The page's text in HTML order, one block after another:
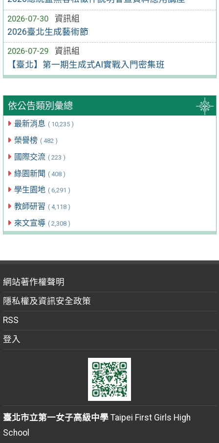
2026-07-30
資訊組
2026臺北生成藝術節
2026-07-29
資訊組
【臺北】第一期生成式AI實戰入門密集班
依公告類別彙總
最新消息 ( 10,235 )
榮譽榜 ( 482 )
國際交流 ( 223 )
綠園新聞 ( 408 )
學生園地 ( 6,291 )
教師研習 ( 4,118 )
來文宣導 ( 2,308 )
網站著作權聲明
隱私權及資訊安全政策
RSS
登入
臺北市立第一女子高級中學Taipei First Girls High
School